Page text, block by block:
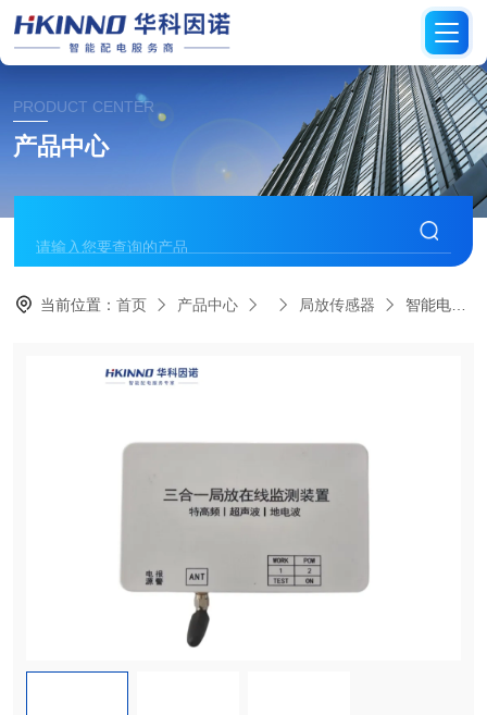
PRODUCT CENTER
产品中心
当前位置：首页 产品中心 局放传感器 智能电网开关柜局放传感器-易安装